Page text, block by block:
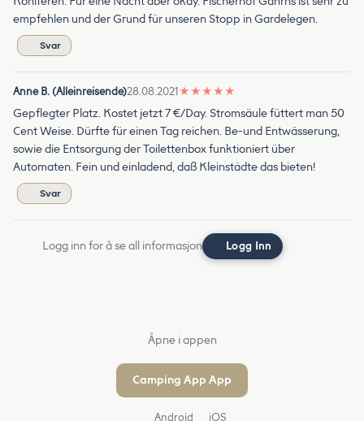
empfehlen und der Grund für unseren Stopp in Gardelegen.
Svar
Anne B. (Alleinreisende)28.08.2021★ ★ ★ ★ ★
Gepflegter Platz. Kostet jetzt 7 €/Day. Stromsäule füttert man 50
Cent Weise. Dürfte für einen Tag reichen. Be-und Entwässerung,
sowie die Entsorgung der Toilettenbox funktioniert über
Automaten. Fein und einladend, daß Kleinstädte das bieten!
Svar
Logg inn for å se all informasjon Logg Inn
Åpne i appen
Camping App App
Android iOS